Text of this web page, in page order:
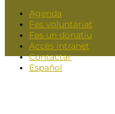
Agenda
Fes voluntariat
Fes un donatiu
Accés intranet
Contactar
Español